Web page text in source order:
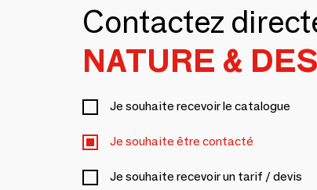
Contactez
NATURE &
Je souhaite recevoir le catalogue
Je souhaite être contacté
Je souhaite recevoir un tarif / devis